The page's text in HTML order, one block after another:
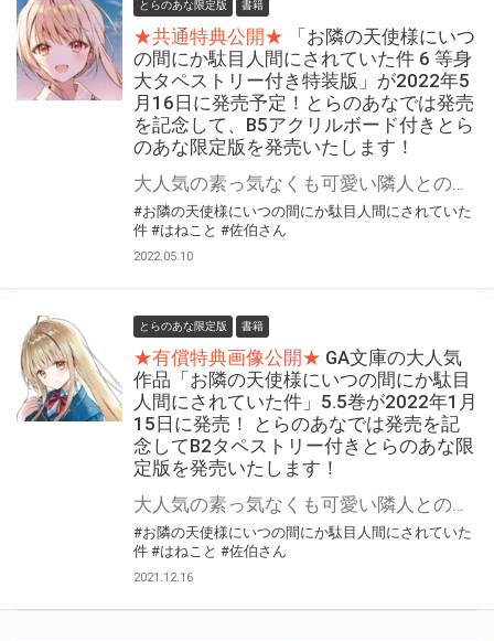
とらのあな限定版 書籍
★共通特典公開★
「お隣の天使様にいつ
の間にか駄目人間にされていた件 6 等身
大タペストリー付き特装版」が2022年5
月16日に発売予定！とらのあなでは発売
を記念して、B5アクリルボード付きとら
のあな限定版を発売いたします！
#お隣の天使様にいつの間にか駄目人間にされていた
件 #はねこと #佐伯さん
2022.05.10
とらのあな限定版 書籍
★有償特典画像公開★ GA文庫の大人気
作品「お隣の天使様にいつの間にか駄目
人間にされていた件」5.5巻が2022年1月
15日に発売！ とらのあなでは発売を記
念してB2タペストリー付きとらのあな限
定版を発売いたします！
#お隣の天使様にいつの間にか駄目人間にされていた
件 #はねこと #佐伯さん
2021.12.16